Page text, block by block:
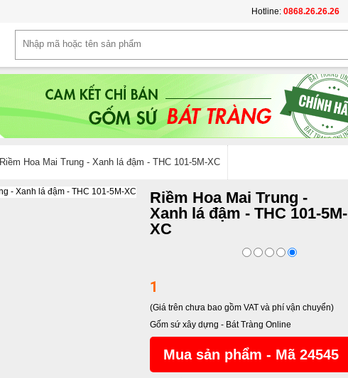
Hotline: 0868.26.26.26
Riềm Hoa Mai Trung - Xanh lá đậm - THC 101-5M-XC
Riềm Hoa Mai Trung -
Xanh lá đậm - THC 101-5M-
XC
1
(Giá trên chưa bao gồm VAT và phí vận chuyển)
Gốm sứ xây dựng - Bát Tràng Online
Mua sản phẩm - Mã 24545